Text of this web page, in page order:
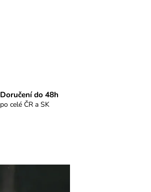
Doručení do 48h
po celé ČR a SK